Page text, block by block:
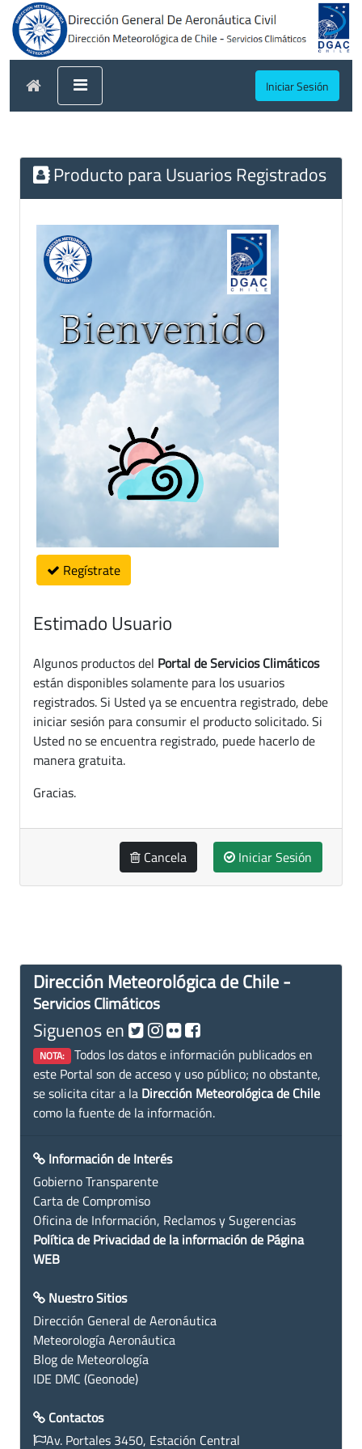
Iniciar Sesión
Producto para Usuarios Registrados
Regístrate
Estimado Usuario
Algunos productos del Portal de Servicios Climáticos
están disponibles solamente para los usuarios
registrados. Si Usted ya se encuentra registrado, debe
iniciar sesión para consumir el producto solicitado. Si
Usted no se encuentra registrado, puede hacerlo de
manera gratuita.
Gracias.
Cancela Iniciar Sesión
Dirección Meteorológica de Chile -
Servicios Climáticos
Siguenos en
NOTA: Todos los datos e información publicados en
este Portal son de acceso y uso público; no obstante,
se solicita citar a la Dirección Meteorológica de Chile
como la fuente de la información.
Información de Interés
Gobierno Transparente
Carta de Compromiso
Oficina de Información, Reclamos y Sugerencias
Política de Privacidad de la información de Página
WEB
Nuestro Sitios
Dirección General de Aeronáutica
Meteorología Aeronáutica
Blog de Meteorología
IDE DMC (Geonode)
Contactos
Av. Portales 3450, Estación Central